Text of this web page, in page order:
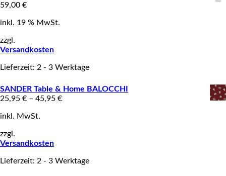
59,00 €
inkl. 19 % MwSt.
zzgl.
Versandkosten
Lieferzeit: 2 - 3 Werktage
SANDER Table & Home BALOCCHI
25,95 € – 45,95 €
inkl. MwSt.
zzgl.
Versandkosten
Lieferzeit: 2 - 3 Werktage